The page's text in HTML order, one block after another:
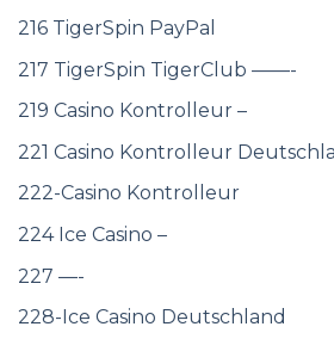
216 TigerSpin PayPal
217 TigerSpin TigerClub ——-
219 Casino Kontrolleur –
221 Casino Kontrolleur
222-Casino Kontrolleur
224 Ice Casino –
227 —-
228-Ice Casino Deutschland